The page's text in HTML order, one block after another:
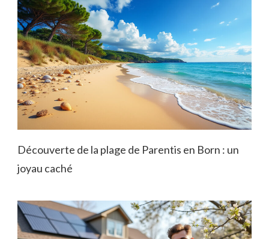
Découverte de la plage de Parentis en Born : un
joyau caché